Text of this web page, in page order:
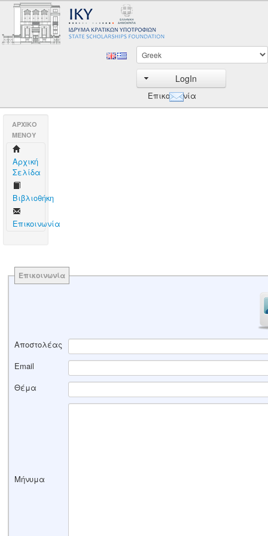
LogIn
Επικοινωνία
AΡΧΙΚΟ
ΜΕΝΟΥ
Aρχική
Σελίδα
Βιβλιοθήκη
Επικοινωνία
Επικοινωνία
Αποστολέας
Email
Θέμα
Μήνυμα